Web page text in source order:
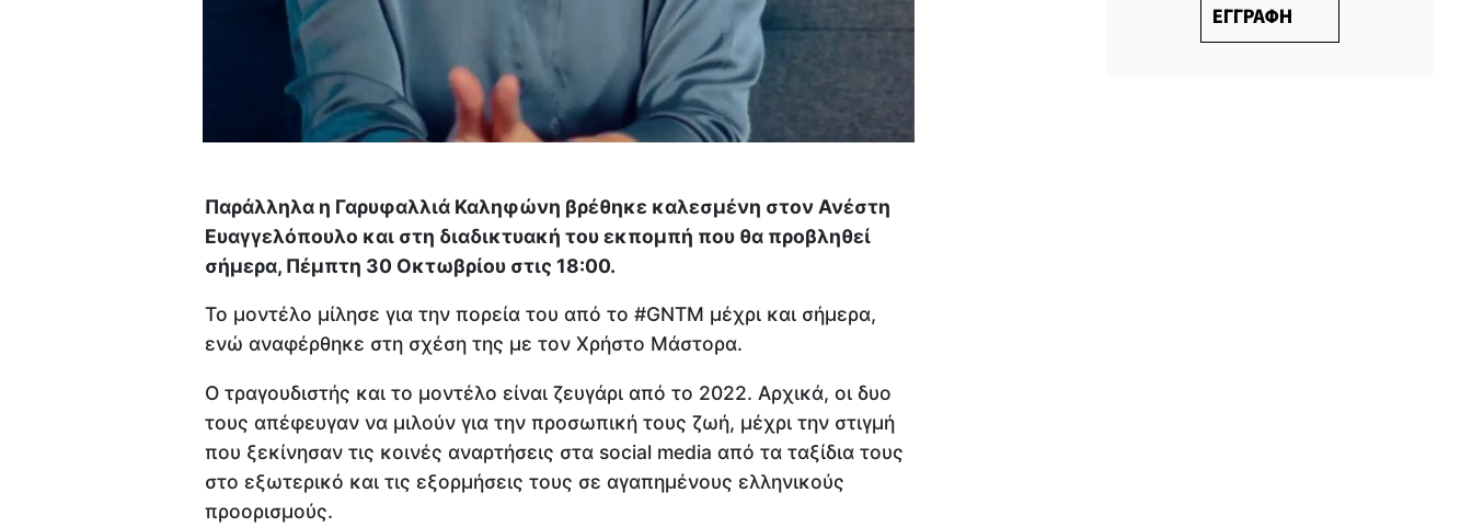
Παράλληλα η Γαρυφαλλιά Καληφώνη βρέθηκε καλεσμένη στον Ανέστη
Ευαγγελόπουλο και στη διαδικτυακή του εκπομπή που θα προβληθεί
σήμερα, Πέμπτη 30 Οκτωβρίου στις 18:00.
Το μοντέλο μίλησε για την πορεία του από το #GNTM μέχρι και σήμερα,
ενώ αναφέρθηκε στη σχέση της με τον Χρήστο Μάστορα.
Ο τραγουδιστής και το μοντέλο είναι ζευγάρι από το 2022. Αρχικά, οι δυο
τους απέφευγαν να μιλούν για την προσωπική τους ζωή, μέχρι την στιγμή
που ξεκίνησαν τις κοινές αναρτήσεις στα social media από τα ταξίδια τους
στο εξωτερικό και τις εξορμήσεις τους σε αγαπημένους ελληνικούς
προορισμούς.
ΕΓΓΡΑΦΗ